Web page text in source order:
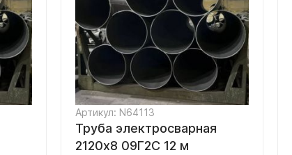
Артикул: N64113
Труба электросварная
2120х8 09Г2С 12 м